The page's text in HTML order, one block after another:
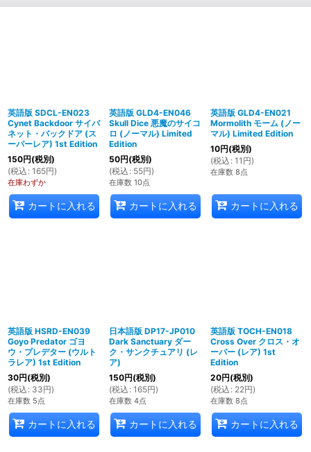
英語版 SDCL-EN023
Cynet Backdoor サイバ
ネット・バックドア (ス
ーパーレア) 1st Edition
150円(税別)
(税込 : 165円)
在庫わずか
カートに入れる
英語版 GLD4-EN046
Skull Dice 悪魔のサイコ
ロ (ノーマル) Limited
Edition
50円(税別)
(税込 : 55円)
在庫数 10点
カートに入れる
英語版 GLD4-EN021
Mormolith モーム (ノー
マル) Limited Edition
10円(税別)
(税込 : 11 円)
在庫数 8点
カートに入れる
英語版 HSRD-EN039
Goyo Predator ゴヨ
ウ・プレデター (ウルト
ラレア) 1st Edition
30円(税別)
(税込 : 33円)
在庫数 5点
カートに入れる
日本語版 DP17-JP010
Dark Sanctuary ダー
ク・サンクチュアリ (レ
ア)
150円(税別)
(税込 : 165円)
在庫数 4点
カートに入れる
英語版 TOCH-EN018
Cross Over クロス・オ
ーバー (レア) 1st
Edition
20円(税別)
(税込 : 22円)
在庫数 8点
カートに入れる